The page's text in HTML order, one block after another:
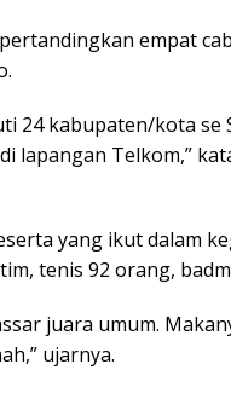
empat
24 kabupaten/kota se
lapangan Telkom,”
yang ikut dalam
tenis 92 orang,
juara umum.
ujarnya.